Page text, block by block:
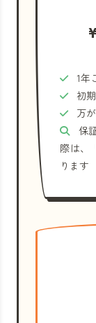
1年
初
万
保
際は、
ります